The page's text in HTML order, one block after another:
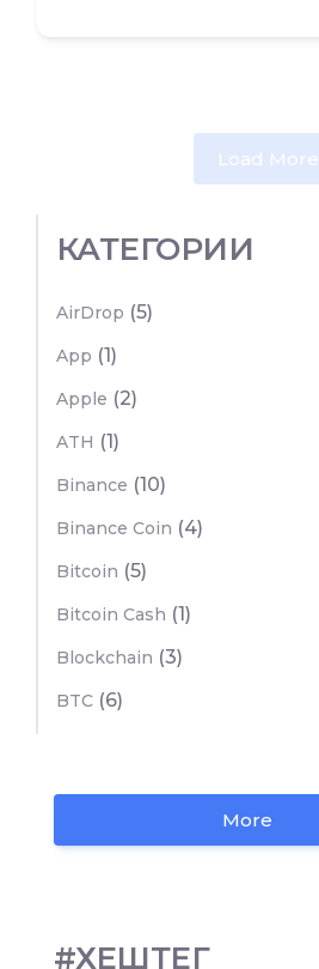
Load More
КАТЕГОРИИ
AirDrop (5)
App (1)
Apple (2)
ATH (1)
Binance (10)
Binance Coin (4)
Bitcoin (5)
Bitcoin Cash (1)
Blockchain (3)
BTC (6)
More
#ХЕШТЕГ